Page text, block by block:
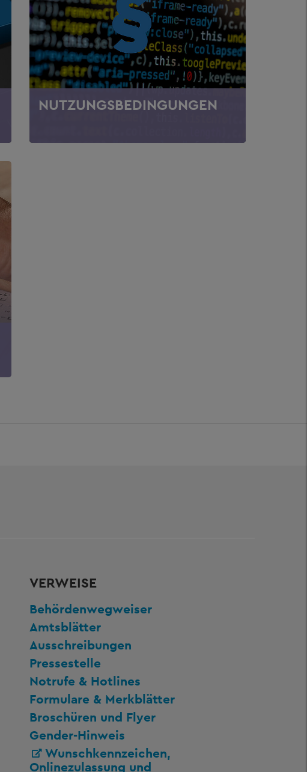
NUTZUNGSBEDINGUNGEN
VERWEISE
Behördenwegweiser
Amtsblätter
Ausschreibungen
Pressestelle
Notrufe & Hotlines
Formulare & Merkblätter
Broschüren und Flyer
Gender-Hinweis
Wunschkennzeichen,
Onlinezulassung und